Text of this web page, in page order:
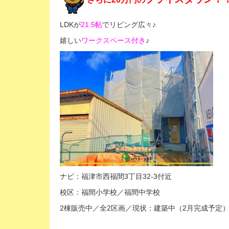
LDKが21.5帖でリビング広々♪
嬉しいワークスペース付き ♪
ナビ：福津市西福間3丁目32-3付近
校区：福間小学校／福間中学校
2棟販売中／全2区画／現状： 建築中（2月完成予定）